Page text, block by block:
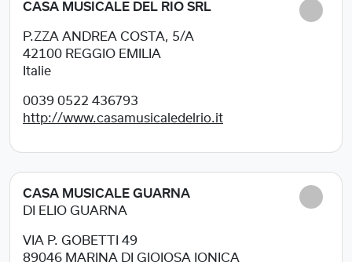
CASA MUSICALE DEL RIO SRL
P.ZZA ANDREA COSTA, 5/A
42100 REGGIO EMILIA
Italie
0039 0522 436793
http://www.casamusicaledelrio.it
CASA MUSICALE GUARNA
DI ELIO GUARNA
VIA P. GOBETTI 49
89046 MARINA DI GIOIOSA IONICA